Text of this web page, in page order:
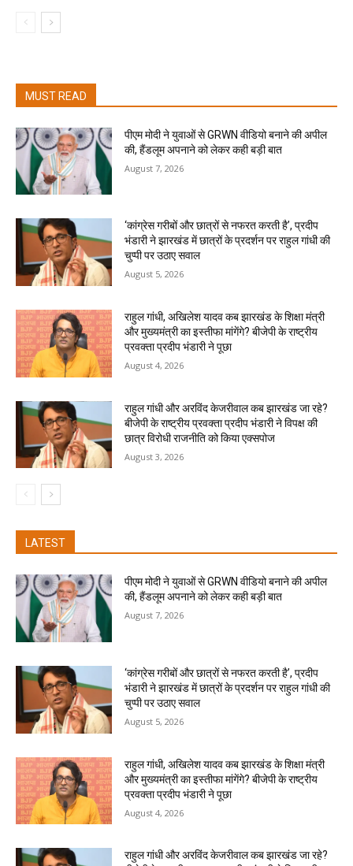
MUST READ
पीएम मोदी ने युवाओं से GRWN वीडियो बनाने की अपील
की, हैंडलूम अपनाने को लेकर कही बड़ी बात
August 7, 2026
‘कांग्रेस गरीबों और छात्रों से नफरत करती है’, प्रदीप
भंडारी ने झारखंड में छात्रों के प्रदर्शन पर राहुल गांधी की
चुप्पी पर उठाए सवाल
August 5, 2026
राहुल गांधी, अखिलेश यादव कब झारखंड के शिक्षा मंत्री
और मुख्यमंत्री का इस्तीफा मांगेंगे? बीजेपी के राष्ट्रीय
प्रवक्ता प्रदीप भंडारी ने पूछा
August 4, 2026
राहुल गांधी और अरविंद केजरीवाल कब झारखंड जा रहे?
बीजेपी के राष्ट्रीय प्रवक्ता प्रदीप भंडारी ने विपक्ष की
छात्र विरोधी राजनीति को किया एक्सपोज
August 3, 2026
LATEST
पीएम मोदी ने युवाओं से GRWN वीडियो बनाने की अपील
की, हैंडलूम अपनाने को लेकर कही बड़ी बात
August 7, 2026
‘कांग्रेस गरीबों और छात्रों से नफरत करती है’, प्रदीप
भंडारी ने झारखंड में छात्रों के प्रदर्शन पर राहुल गांधी की
चुप्पी पर उठाए सवाल
August 5, 2026
राहुल गांधी, अखिलेश यादव कब झारखंड के शिक्षा मंत्री
और मुख्यमंत्री का इस्तीफा मांगेंगे? बीजेपी के राष्ट्रीय
प्रवक्ता प्रदीप भंडारी ने पूछा
August 4, 2026
राहुल गांधी और अरविंद केजरीवाल कब झारखंड जा रहे?